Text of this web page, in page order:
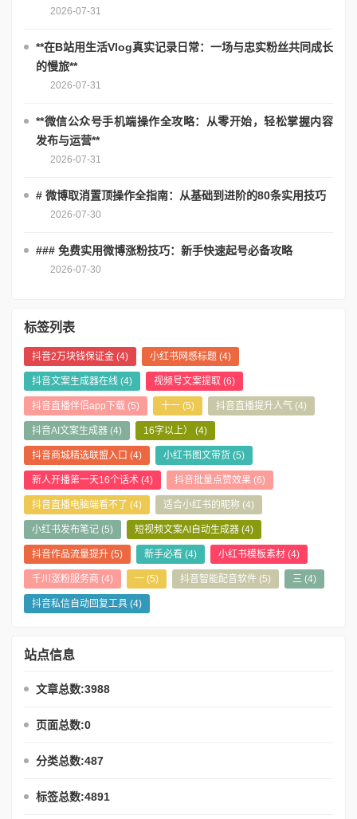
2026-07-31
**在B站用生活Vlog真实记录日常：一场与忠实粉丝共同成长
的慢旅**
2026-07-31
**微信公众号手机端操作全攻略：从零开始，轻松掌握内容
发布与运营**
2026-07-31
# 微博取消置顶操作全指南：从基础到进阶的80条实用技巧
2026-07-30
### 免费实用微博涨粉技巧：新手快速起号必备攻略
2026-07-30
标签列表
抖音2万块钱保证金 (4) 小红书网感标题 (4)
抖音文案生成器在线 (4) 视频号文案提取 (6)
抖音直播伴侣app下载 (5) 十一 (5) 抖音直播提升人气 (4)
抖音AI文案生成器 (4) 16字以上） (4)
抖音商城精选联盟入口 (4) 小红书图文带货 (5)
新人开播第一天16个话术 (4) 抖音批量点赞效果 (6)
抖音直播电脑端看不了 (4) 适合小红书的昵称 (4)
小红书发布笔记 (5) 短视频文案AI自动生成器 (4)
抖音作品流量提升 (5) 新手必看 (4) 小红书模板素材 (4)
千川涨粉服务商 (4) 一 (5) 抖音智能配音软件 (5) 三 (4)
抖音私信自动回复工具 (4)
站点信息
文章总数:3988
页面总数:0
分类总数:487
标签总数:4891